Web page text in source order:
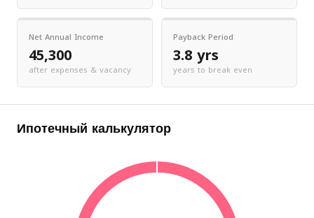
Net Annual Income
45,300
after expenses & vacancy
Payback Period
3.8 yrs
years to break even
Ипотечный калькулятор